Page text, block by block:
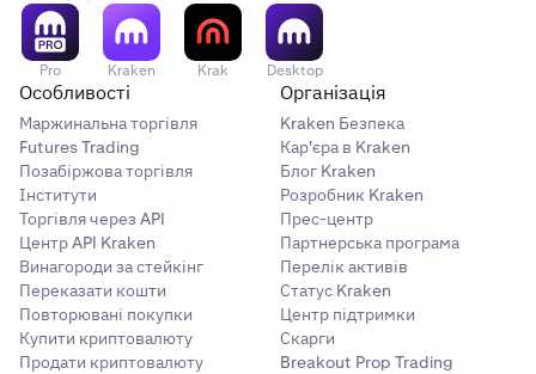
Pro Kraken Krak Desktop
Особливості
Маржинальна торгівля
Futures Trading
Позабіржова торгівля
Інститути
Торгівля через API
Центр API Kraken
Винагороди за стейкінг
Переказати кошти
Повторювані покупки
Купити криптовалюту
Продати криптовалюту
Організація
Kraken Безпека
Кар'єра в Kraken
Блог Kraken
Розробник Kraken
Прес-центр
Партнерська програма
Перелік активів
Статус Kraken
Центр підтримки
Скарги
Breakout Prop Trading